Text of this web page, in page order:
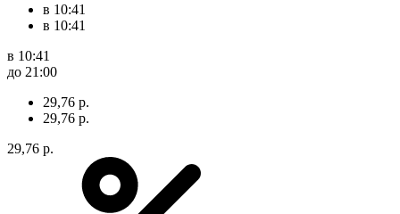
в 10:41
в 10:41
в 10:41
до 21:00
29,76 р.
29,76 р.
29,76 р.